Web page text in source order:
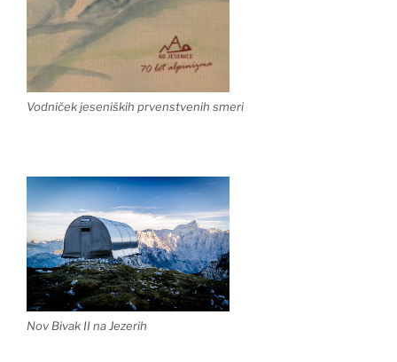
Vodniček jeseniških prvenstvenih smeri
Nov Bivak II na Jezerih